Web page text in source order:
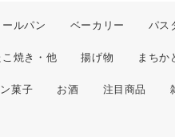
ルパン ベーカリー パス
焼き・他 揚げ物 まちか
菓子 お酒 注目商品